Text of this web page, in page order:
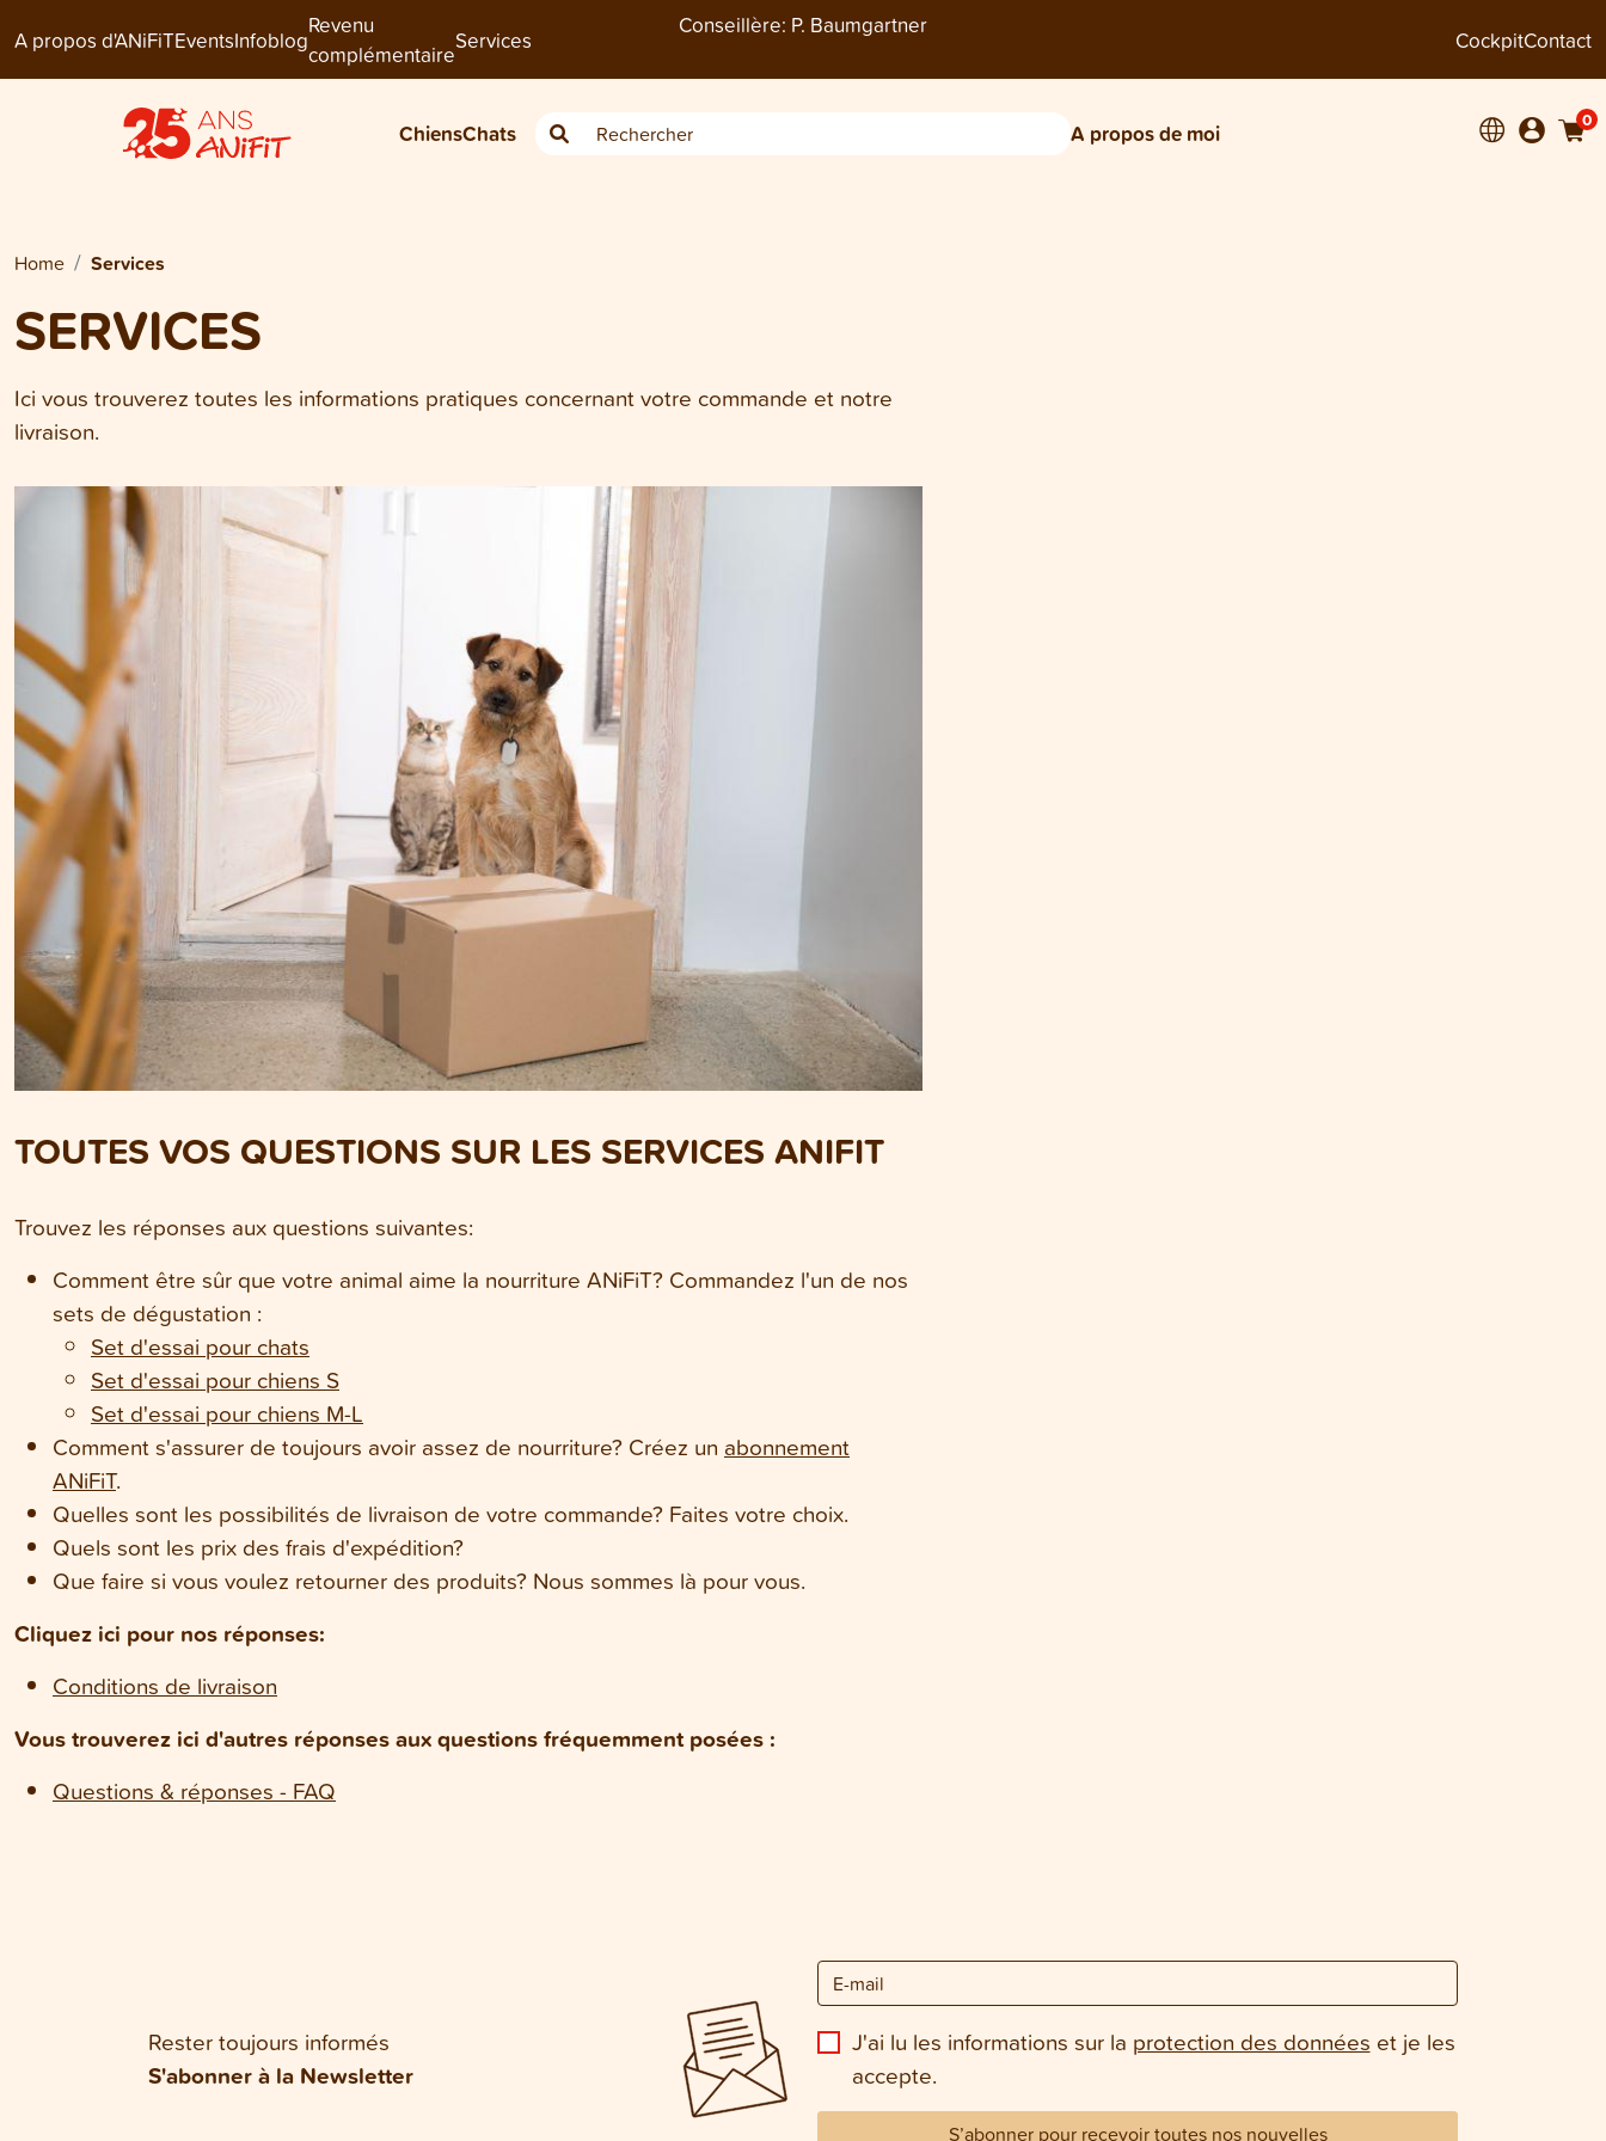
A propos d'ANiFiTEventsInfoblog
Revenu
complémentaire
Services
Conseillère: P. Baumgartner
CockpitContact
ChiensChats A propos de moi 0
Home Services
SERVICES
Ici vous trouverez toutes les informations pratiques concernant votre commande et notre
livraison.
TOUTES VOS QUESTIONS SUR LES SERVICES ANIFIT
Trouvez les réponses aux questions suivantes:
Comment être sûr que votre animal aime la nourriture ANiFiT? Commandez l'un de nos
sets de dégustation :
Set d'essai pour chats
Set d'essai pour chiens S
Set d'essai pour chiens M-L
Comment s'assurer de toujours avoir assez de nourriture? Créez un abonnement
ANiFiT.
Quelles sont les possibilités de livraison de votre commande? Faites votre choix.
Quels sont les prix des frais d'expédition?
Que faire si vous voulez retourner des produits? Nous sommes là pour vous.
Cliquez ici pour nos réponses:
Conditions de livraison
Vous trouverez ici d'autres réponses aux questions fréquemment posées :
Questions & réponses - FAQ
Rester toujours informés
S'abonner à la Newsletter
J'ai lu les informations sur la protection des données et je les
accepte.
S’abonner pour recevoir toutes nos nouvelles